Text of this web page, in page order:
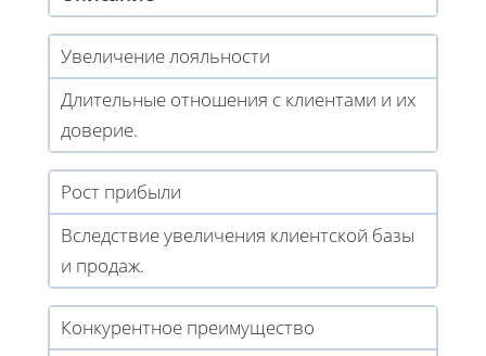
Увеличение лояльности
Длительные отношения с клиентами и их
доверие.
Рост прибыли
Вследствие увеличения клиентской базы
и продаж.
Конкурентное преимущество